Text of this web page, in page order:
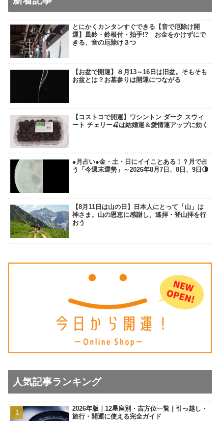
とにかくカンタンすぐできる【音で厄除け開
運】風鈴・鈴根付・拍手!? お金をかけずにで
きる、音の厄除け３つ
【お盆で開運】８月13～16日は旧盆。そもそも
お盆とは？お墓参りは開運につながる
【コストコで開運】ワシントン ダーク スウィ
ート チェリー🍒は結婚運＆愛情運アップに効く
●月占い●金・土・日にイイことある！？月で占
う「今週末運勢」～2026年8月7日、8日、9日🌗
【8月11日は山の日】日本人にとって「山」は
神さま。山の恩恵に感謝し、遙拝・登山拝を行
おう
人気記事ランキング
2026年版｜12星座別・吉方位一覧｜引っ越し・
旅行・開運に使える完全ガイド